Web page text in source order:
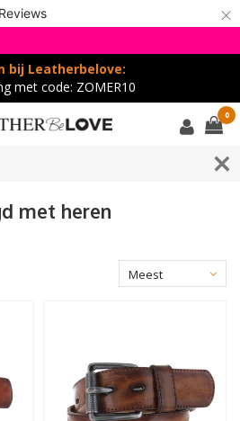
Reviews ×
bij Leatherbelove:
met code: ZOMER10
0
met heren
Meest